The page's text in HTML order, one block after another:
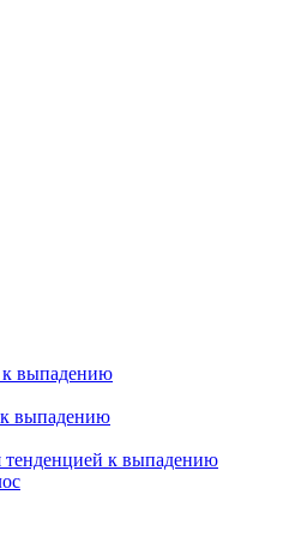
к выпадению
к выпадению
тенденцией к выпадению